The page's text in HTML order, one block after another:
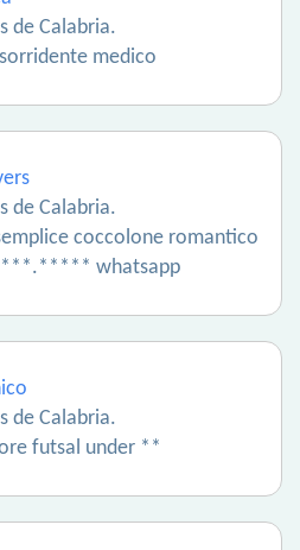
de Calabria.
medico
de Calabria.
coccolone romantico
whatsapp
de Calabria.
futsal under **